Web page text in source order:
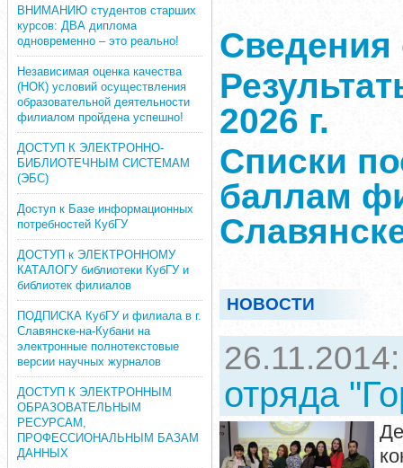
ВНИМАНИЮ студентов старших
курсов: ДВА диплома
одновременно – это реально!
Независимая оценка качества
(НОК) условий осуществления
образовательной деятельности
филиалом пройдена успешно!
ДОСТУП К ЭЛЕКТРОННО-
БИБЛИОТЕЧНЫМ СИСТЕМАМ
(ЭБС)
Доступ к Базе информационных
потребностей КубГУ
ДОСТУП к ЭЛЕКТРОННОМУ
КАТАЛОГУ библиотеки КубГУ и
библиотек филиалов
ПОДПИСКА КубГУ и филиала в г.
Славянске-на-Кубани на
электронные полнотекстовые
версии научных журналов
ДОСТУП К ЭЛЕКТРОННЫМ
ОБРАЗОВАТЕЛЬНЫМ
РЕСУРСАМ,
ПРОФЕССИОНАЛЬНЫМ БАЗАМ
ДАННЫХ
Сведения
2026 г.
Списки
баллам
НОВОСТИ
отряда